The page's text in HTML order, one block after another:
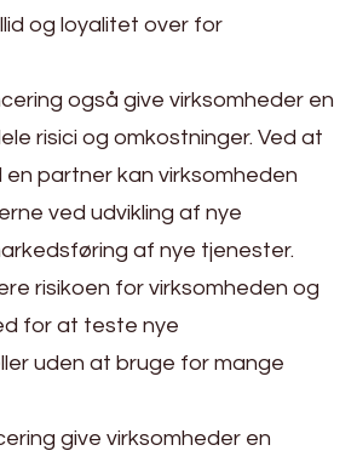
og loyalitet over for
også give virksomheder en
risici og omkostninger. Ved at
partner kan virksomheden
ved udvikling af nye
af nye tjenester.
risikoen for virksomheden og
for at teste nye
uden at bruge for mange
give virksomheder en